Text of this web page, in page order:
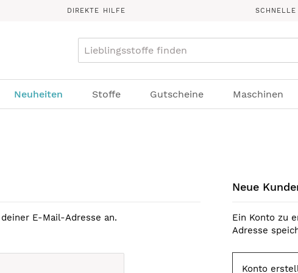
DIREKTE HILFE SCHNELLE
Suche
Neuheiten Stoffe Gutscheine Maschinen
E-Mail-Adresse an.
Neue
Ein Konto zu
Adresse
Konto